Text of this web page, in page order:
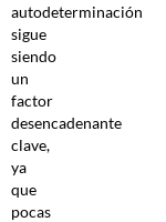
autodeterminación
sigue
siendo
un
factor
desencadenante
clave,
ya
que
pocas